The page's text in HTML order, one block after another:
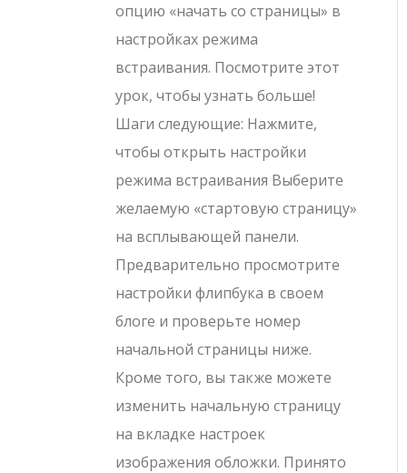
опцию «начать со страницы» в
настройках режима
встраивания. Посмотрите этот
урок, чтобы узнать больше!
Шаги следующие: Нажмите,
чтобы открыть настройки
режима встраивания Выберите
желаемую «стартовую страницу»
на всплывающей панели.
Предварительно просмотрите
настройки флипбука в своем
блоге и проверьте номер
начальной страницы ниже.
Кроме того, вы также можете
изменить начальную страницу
на вкладке настроек
изображения обложки. Принято